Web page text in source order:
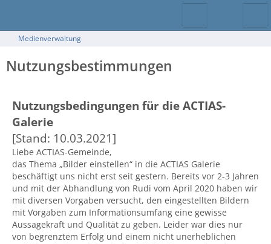
Medienverwaltung
Nutzungsbestimmungen
Nutzungsbedingungen für die ACTIAS-
Galerie
[Stand: 10.03.2021]
Liebe ACTIAS-Gemeinde,
das Thema „Bilder einstellen“ in die ACTIAS Galerie
beschäftigt uns nicht erst seit gestern. Bereits vor 2-3 Jahren
und mit der Abhandlung von Rudi vom April 2020 haben wir
mit diversen Vorgaben versucht, den eingestellten Bildern
mit Vorgaben zum Informationsumfang eine gewisse
Aussagekraft und Qualität zu geben. Leider war dies nur
von begrenztem Erfolg und einem nicht unerheblichen